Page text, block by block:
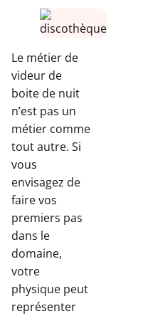
Le métier de
videur de
boite de nuit
n’est pas un
métier comme
tout autre. Si
vous
envisagez de
faire vos
premiers pas
dans le
domaine,
votre
physique peut
représenter